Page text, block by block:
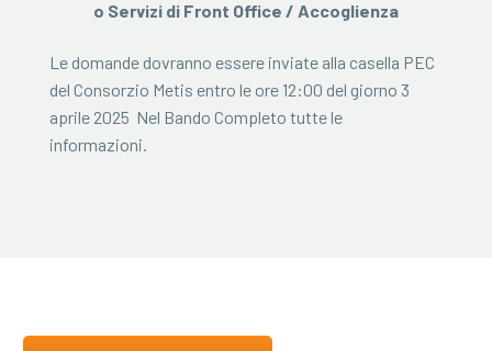
o Servizi di Front Office / Accoglienza
Le domande dovranno essere inviate alla casella PEC
del Consorzio Metis entro le ore 12:00 del giorno 3
aprile 2025 Nel Bando Completo tutte le
informazioni.